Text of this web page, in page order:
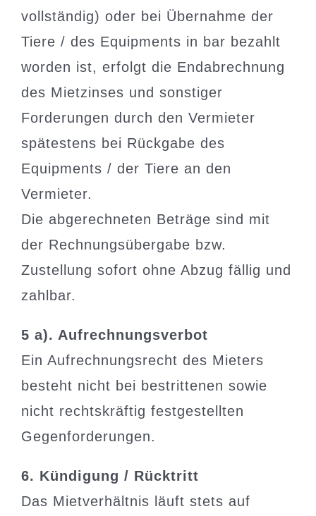
vollständig) oder bei Übernahme der
Tiere / des Equipments in bar bezahlt
worden ist, erfolgt die Endabrechnung
des Mietzinses und sonstiger
Forderungen durch den Vermieter
spätestens bei Rückgabe des
Equipments / der Tiere an den
Vermieter.
Die abgerechneten Beträge sind mit
der Rechnungsübergabe bzw.
Zustellung sofort ohne Abzug fällig und
zahlbar.
5 a). Aufrechnungsverbot
Ein Aufrechnungsrecht des Mieters
besteht nicht bei bestrittenen sowie
nicht rechtskräftig festgestellten
Gegenforderungen.
6. Kündigung / Rücktritt
Das Mietverhältnis läuft stets auf